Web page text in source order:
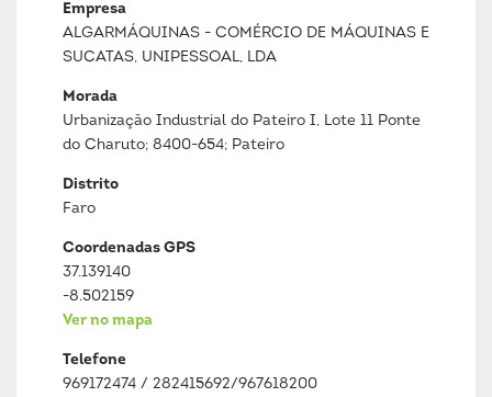
Empresa
ALGARMÁQUINAS - COMÉRCIO DE MÁQUINAS E
SUCATAS, UNIPESSOAL, LDA
Morada
Urbanização Industrial do Pateiro I, Lote 11 Ponte
do Charuto; 8400-654; Pateiro
Distrito
Faro
Coordenadas GPS
37.139140
-8.502159
Ver no mapa
Telefone
969172474 / 282415692/967618200